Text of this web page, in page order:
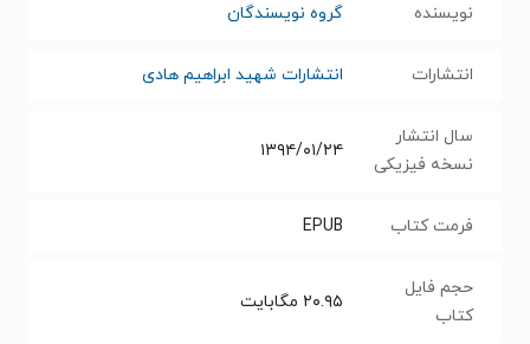
نویسنده گروه نویسندگان
انتشارات انتشارات شهید ابراهیم هادی
سال انتشار
نسخه فیزیکی
۱۳۹۴/۰۱/۲۴
فرمت کتاب EPUB
حجم فایل
کتاب
۲۰.۹۵ مگابایت